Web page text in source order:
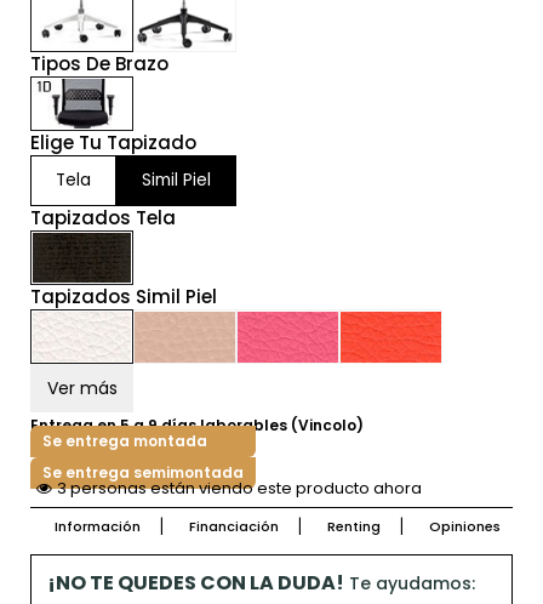
Tipos De Brazo
Elige Tu Tapizado
Tela Simil Piel
Tapizados Tela
Tapizados Simil Piel
Ver más
Entrega en 5 a 9 días laborables (Vincolo)
Se entrega montada
Se entrega semimontada
2 personas están viendo este producto ahora
Información Financiación Renting Opiniones
¡NO TE QUEDES CON LA DUDA! Te ayudamos: